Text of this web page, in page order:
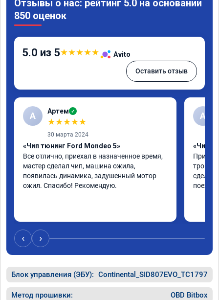
Отзывы о нас: рейтинг 5.0 на основании
850 оценок
5.0 из 5★★★★★ Avito
Оставить отзыв
А Артем ✓
★★★★★
30 марта 2024
«Чип тюнинг Ford Mondeo 5»
Все отлично, приехал в назначенное время,
мастер сделал чип, машина ожила,
появилась динамика, задушенный мотор
ожил. Спасибо! Рекомендую.
А
«Чип
троила
‹ ›
Блок управления (ЭБУ): Continental_SID807EVO_TC1797
Метод прошивки: OBD Bitbox